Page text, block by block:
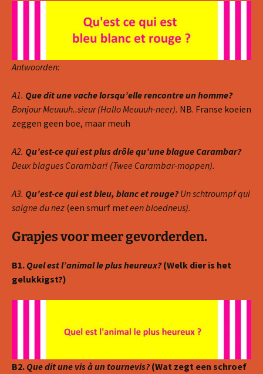
Antwoorden:
A1. Que dit une vache lorsqu’elle rencontre un homme?
Bonjour Meuuuh..sieur (Hallo Meuuuh-neer). NB. Franse koeien
zeggen geen boe, maar meuh
A2. Qu’est-ce qui est plus drôle qu’une blague Carambar?
Deux blagues Carambar! (Twee Carambar-moppen).
A3. Qu’est-ce qui est bleu, blancet rouge? Un schtroumpf qui
saigne du nez (een smurf met een bloedneus).
Grapjes voor meer gevorderden.
B1. Quel est l’animal le plus heureux?(Welk dier is het
gelukkigst?)
B2. Que dit une vis à un tournevis?(Wat zegt een schroef